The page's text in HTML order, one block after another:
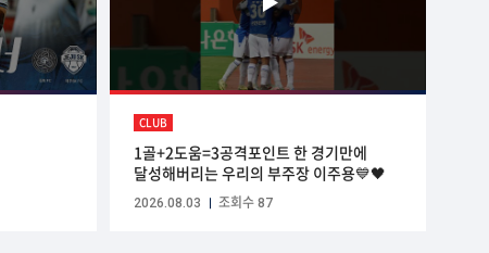
CLUB
1골+2도움=3공격포인트 한 경기만에
달성해버리는 우리의 부주장 이주용💙🖤
2026.08.03 조회수 87